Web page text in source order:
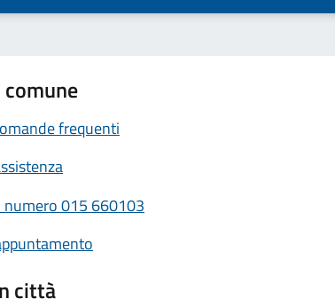
frequenti
numero 015 660103
città